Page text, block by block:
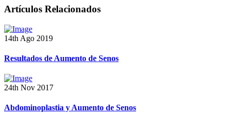
Artículos Relacionados
14th Ago 2019
Resultados de Aumento de Senos
24th Nov 2017
Abdominoplastia y Aumento de Senos